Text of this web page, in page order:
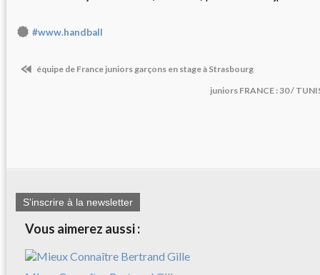
#www.handball
équipe de France juniors garçons en stage à Strasbourg
juniors FRANCE : 30 /
S'inscrire à la newsletter
Vous aimerez aussi :